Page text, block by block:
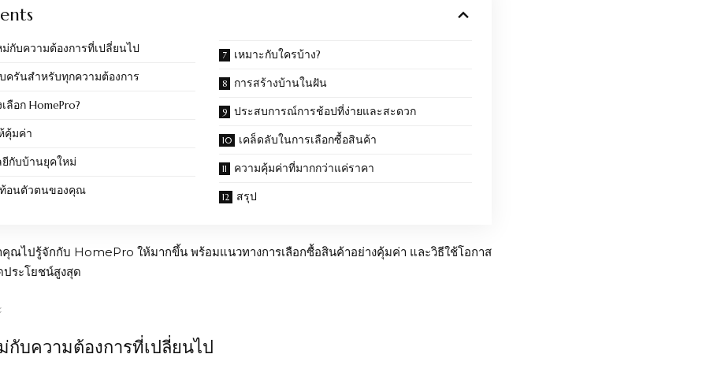
กับความต้องการที่เปลี่ยนไป
ครันสำหรับทุกความต้องการ
ลือก HomePro?
คุ้มค่า
ยีกับบ้านยุคใหม่
อนตัวตนของคุณ
เหมาะกับใครบ้าง?
การสร้างบ้านในฝัน
ประสบการณ์การช้อปที่ง่ายและสะดวก
เคล็ดลับในการเลือกซื้อสินค้า
ความคุ้มค่าที่มากกว่าแค่ราคา
สรุป
ณไปรู้จักกับ HomePro ให้มากขึ้น พร้อมแนวทางการเลือกซื้อสินค้าอย่างคุ้มค่า และวิธีใช้โอกาส
ประโยชน์สูงสุด
กับความต้องการที่เปลี่ยนไป